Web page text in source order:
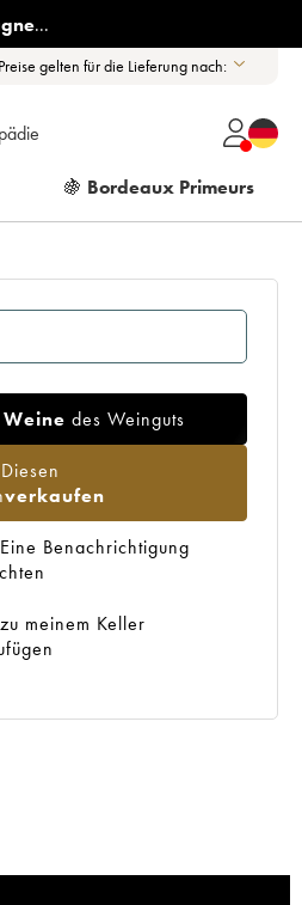
...
gelten für die Lieferung nach:
🍇 Bordeaux Primeurs
Weine des Weinguts
Diesen
verkaufen
Eine Benachrichtigung
zu meinem Keller